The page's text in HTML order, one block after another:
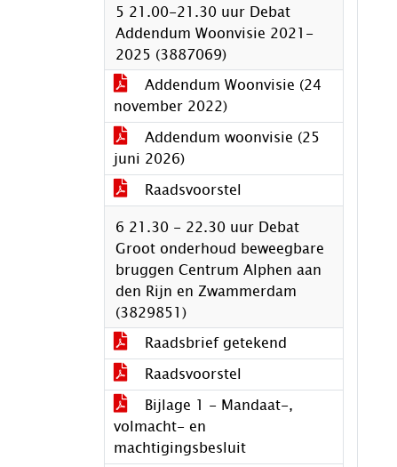
5 21.00-21.30 uur Debat
Addendum Woonvisie 2021-
2025 (3887069)
Addendum Woonvisie (24
november 2022)
Addendum woonvisie (25
juni 2026)
Raadsvoorstel
6 21.30 - 22.30 uur Debat
Groot onderhoud beweegbare
bruggen Centrum Alphen aan
den Rijn en Zwammerdam
(3829851)
Raadsbrief getekend
Raadsvoorstel
Bijlage 1 - Mandaat-,
volmacht- en
machtigingsbesluit